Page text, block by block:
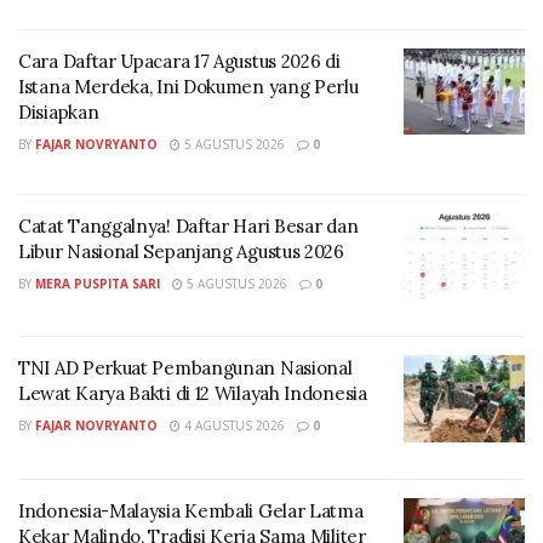
Infanteri 432/Waspada Setia Jaya (Yonif 432/WJS)
Kostrad. Selama latihan, pesawat melaksanakan empat
sortie dengan sembilan run penerjunan dan berhasil
Sementara itu, C-130 Hercules Skadron Udara 32
menjalankan latihan distribusi logistik melalui udara
(airdrop logistic) bersama Batalion Perbekalan
Malang.
Dalam skenario tersebut, pesawat berhasil
paket Container Delivery System (CDS), serta 20 paket
Cara Daftar Upacara 17 Agustus 2026 di
Istana Merdeka, Ini Dokumen yang Perlu
Disiapkan
BY FAJAR NOVRYANTO 5 AGUSTUS 2026 0
Catat Tanggalnya! Daftar Hari Besar dan
Libur Nasional Sepanjang Agustus 2026
BY MERA PUSPITA SARI 5 AGUSTUS 2026 0
TNI AD Perkuat Pembangunan Nasional
Lewat Karya Bakti di 12 Wilayah Indonesia
BY FAJAR NOVRYANTO 4 AGUSTUS 2026 0
Indonesia-Malaysia Kembali Gelar Latma
Kekar Malindo, Tradisi Kerja Sama Militer